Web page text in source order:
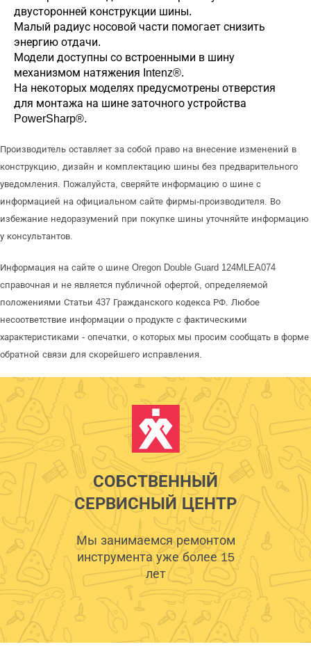
двусторонней конструкции шины.
Малый радиус носовой части помогает снизить
энергию отдачи.
Модели доступны со встроенными в шину
механизмом натяжения Intenz®.
На некоторых моделях предусмотрены отверстия
для монтажа на шине заточного устройства
PowerSharp®.
Производитель оставляет за собой право на внесение изменений в
конструкцию, дизайн и комплектацию шины без предварительного
уведомления. Пожалуйста, сверяйте информацию о шине с
информацией на официальном сайте фирмы-производителя. Во
избежание недоразумений при покупке шины уточняйте информацию
у консультантов.
Информация на сайте о шине Oregon Double Guard 124MLEA074
справочная и не является публичной офертой, определяемой
положениями Статьи 437 Гражданского кодекса РФ. Любое
несоответствие информации о продукте с фактическими
характеристиками - опечатки, о которых мы просим сообщать в форме
обратной связи для скорейшего исправления.
СОБСТВЕННЫЙ
СЕРВИСНЫЙ ЦЕНТР
Мы занимаемся ремонтом
инструмента уже более 15
лет